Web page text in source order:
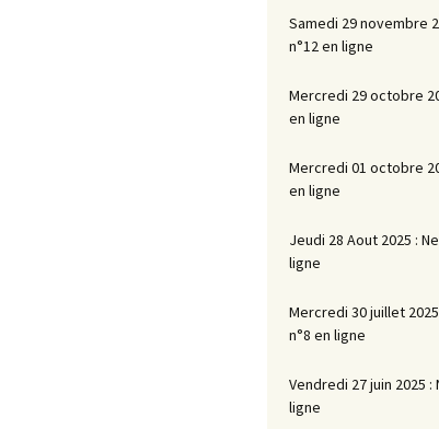
Samedi 29 novembre
n°12 en ligne
Mercredi 29 octobre
en ligne
Mercredi 01 octobre
en ligne
Jeudi 28 Aout 2025 :
ligne
Mercredi 30 juillet
n°8 en ligne
Vendredi 27 juin 2025
ligne